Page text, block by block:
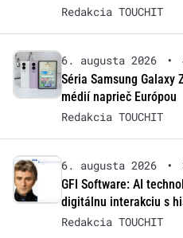
Redakcia TOUCHIT
6. augusta 2026 •
Séria Samsung Galaxy
médií naprieč Európou
Redakcia TOUCHIT
6. augusta 2026 •
GFI Software: AI
digitálnu interakciu s
Redakcia TOUCHIT